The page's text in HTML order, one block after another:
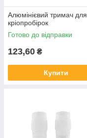
Алюмінієвий тримач для
кріопробірок
Готово до відправки
123,60 ₴
Купити